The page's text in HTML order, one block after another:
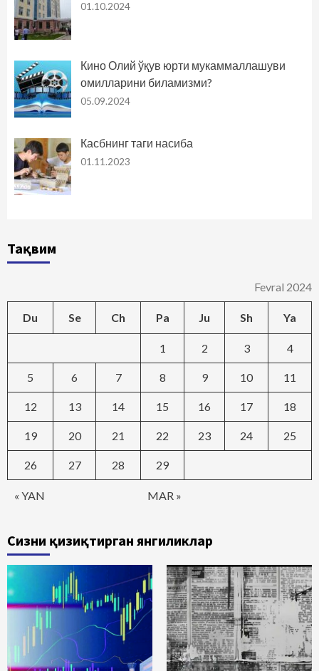
01.10.2024
Кино Олий ўқув юрти мукаммаллашуви
омилларини биламизми?
05.09.2024
Касбнинг таги насиба
01.11.2023
Тақвим
Fevral 2024
Du Se Ch Pa Ju Sh Ya
« YAN MAR »
1 2 3 4
5 6 7 8 9 10 11
12 13 14 15 16 17 18
19 20 21 22 23 24 25
26 27 28 29
Сизни қизиқтирган янгиликлар